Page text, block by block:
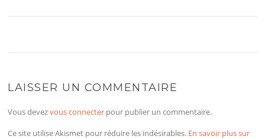
LAISSER UN COMMENTAIRE
Vous devezvous connecter pour publier un commentaire.
Ce site utilise Akismet pour réduire les indésirables. En savoir plus sur